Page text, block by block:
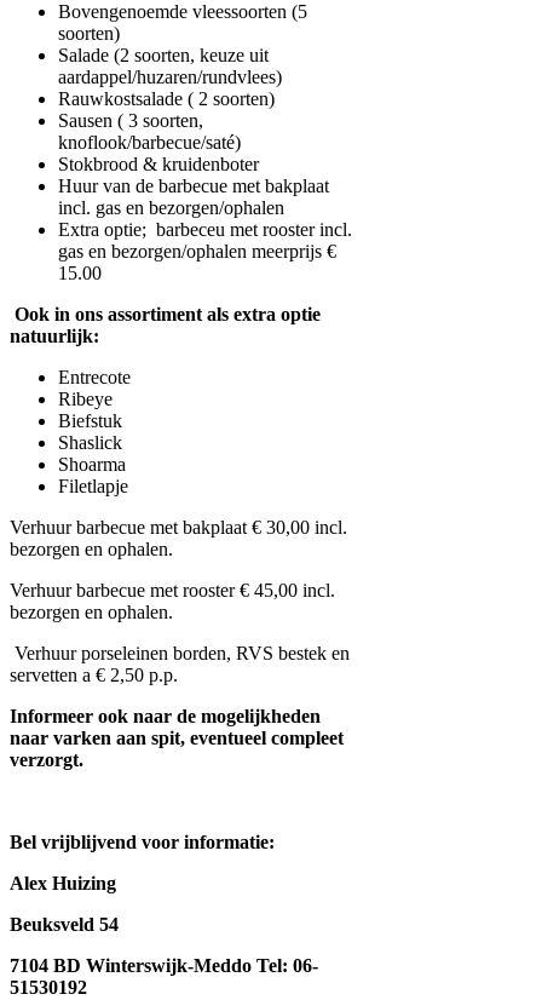
Bovengenoemde vleessoorten (5
soorten)
Salade (2 soorten, keuze uit
aardappel/huzaren/rundvlees)
Rauwkostsalade ( 2 soorten)
Sausen ( 3 soorten,
knoflook/barbecue/saté)
Stokbrood & kruidenboter
Huur van de barbecue met bakplaat
incl. gas en bezorgen/ophalen
Extra optie; barbeceu met rooster incl.
gas en bezorgen/ophalen meerprijs €
15.00
Ook in ons assortiment als extra optie
natuurlijk:
Entrecote
Ribeye
Biefstuk
Shaslick
Shoarma
Filetlapje
Verhuur barbecue met bakplaat € 30,00 incl.
bezorgen en ophalen.
Verhuur barbecue met rooster € 45,00 incl.
bezorgen en ophalen.
Verhuur porseleinen borden, RVS bestek en
servetten a € 2,50 p.p.
Informeer ook naar de mogelijkheden
naar varken aan spit, eventueel compleet
verzorgt.
Bel vrijblijvend voor informatie:
Alex Huizing
Beuksveld 54
7104 BD Winterswijk-Meddo Tel: 06-
51530192